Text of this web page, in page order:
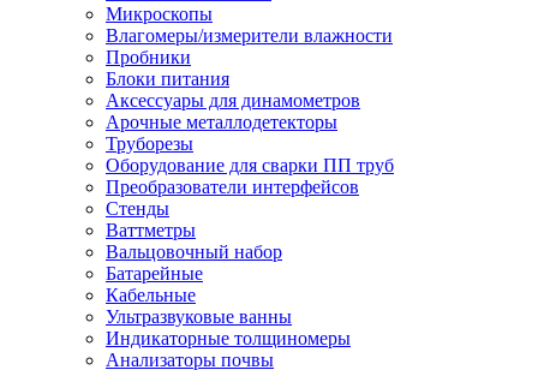
Микроскопы
Влагомеры/измерители влажности
Пробники
Блоки питания
Аксессуары для динамометров
Арочные металлодетекторы
Труборезы
Оборудование для сварки ПП труб
Преобразователи интерфейсов
Стенды
Ваттметры
Вальцовочный набор
Батарейные
Кабельные
Ультразвуковые ванны
Индикаторные толщиномеры
Анализаторы почвы